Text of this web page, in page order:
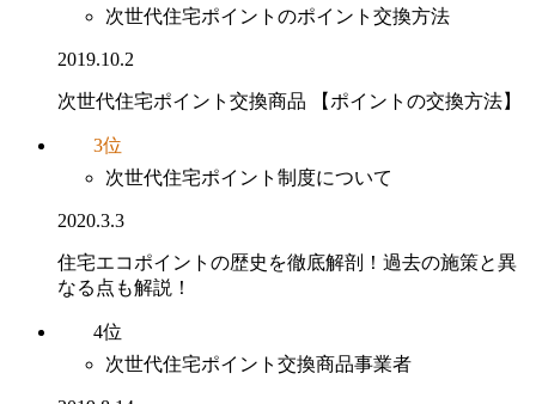
次世代住宅ポイントのポイント交換方法
2019.10.2
次世代住宅ポイント交換商品 【ポイントの交換方法】
3位
次世代住宅ポイント制度について
2020.3.3
住宅エコポイントの歴史を徹底解剖！過去の施策と異
なる点も解説！
4位
次世代住宅ポイント交換商品事業者